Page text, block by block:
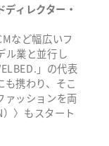
ィレクター・
など幅広いフ
ル業と並行し
」の代表
携わり、そこ
ァッションを両
〉もスタート